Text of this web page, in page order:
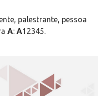
palestrante, pessoa
A:A12345.